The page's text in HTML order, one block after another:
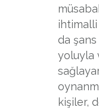
da
yoluyla
kişiler,